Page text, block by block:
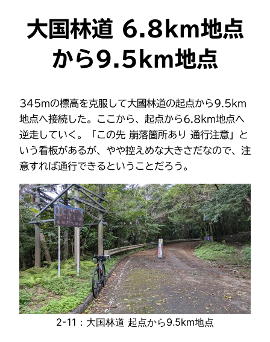
大国林道 6.8km地点
から9.5km地点
345mの標高を克服して大國林道の起点から9.5km
地点へ接続した。ここから、起点から6.8km地点へ
逆走していく。「この先 崩落箇所あり 通行注意」と
いう看板があるが、やや控えめな大きさだなので、注
意すれば通行できるということだろう。
2-11：大国林道 起点から9.5km地点